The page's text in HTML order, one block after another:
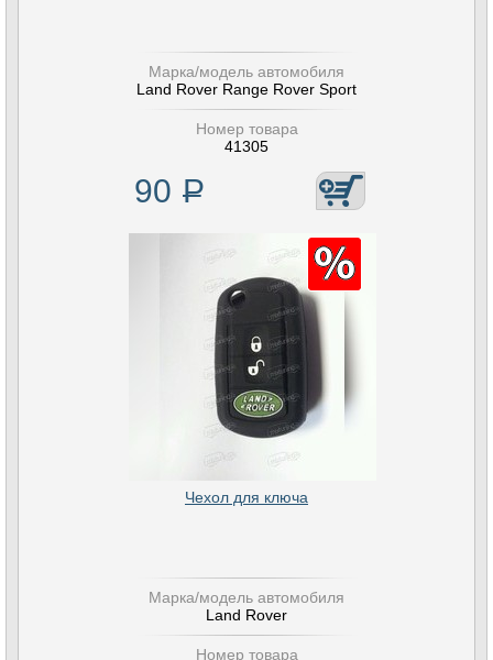
Марка/модель автомобиля
Land Rover Range Rover Sport
Номер товара
41305
90 Р
Чехол для ключа
Марка/модель автомобиля
Land Rover
Номер товара